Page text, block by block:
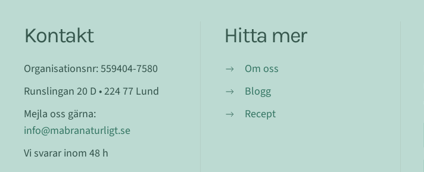
Kontakt
Organisationsnr: 559404-7580
Runslingan 20 D • 224 77 Lund
Mejla oss gärna:
info@mabranaturligt.se
Vi svarar inom 48 h
Hitta mer
Om oss
Blogg
Recept